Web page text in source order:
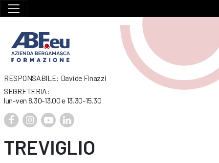
RESPONSABILE: Davide Finazzi
SEGRETERIA:
lun-ven 8.30-13.00 e 13.30-15.30
TREVIGLIO